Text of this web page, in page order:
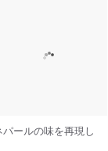
ールの味を再現し